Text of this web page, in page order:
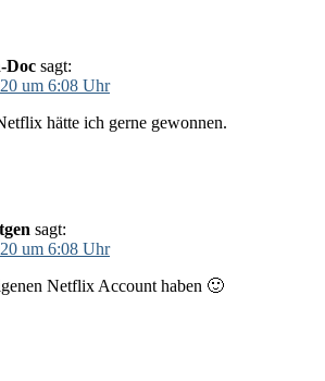
Doc sagt:
um 6:08 Uhr
hätte ich gerne gewonnen.
sagt:
um 6:08 Uhr
Netflix Account haben 🙂